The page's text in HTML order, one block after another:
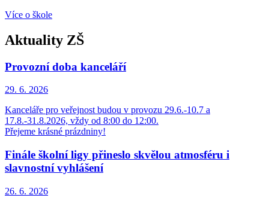
Více o škole
Aktuality ZŠ
Provozní doba kanceláří
29. 6. 2026
Kanceláře pro veřejnost budou v provozu 29.6.-10.7 a
17.8.-31.8.2026, vždy od 8:00 do 12:00.
Přejeme krásné prázdniny!
Finále školní ligy přineslo skvělou atmosféru i
slavnostní vyhlášení
26. 6. 2026